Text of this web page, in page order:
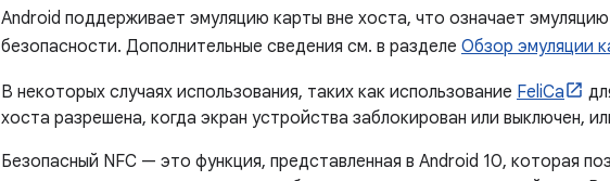
Android поддерживает эмуляцию карты вне хоста, что означает
безопасности. Дополнительные сведения см. в разделе Обзор эмуляции
В некоторых случаях использования, таких как использование FeliCa
хоста разрешена, когда экран устройства заблокирован или выключен,
Безопасный NFC — это функция, представленная в Android 10, которая